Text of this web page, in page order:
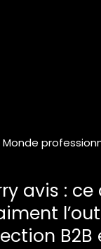
Monde
avis :
B2B